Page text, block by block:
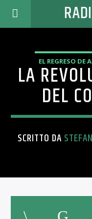
EL REGRESO DE
LA
DEL
SCRITTO DA